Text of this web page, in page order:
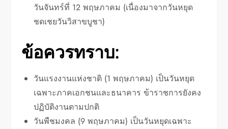
วันจันทร์ที่ 12 พฤษภาคม (เนื่องมาจากวันหยุด
ชดเชยวันวิสาขบูชา)
ข้อควรทราบ:
วันแรงงานแห่งชาติ (1 พฤษภาคม) เป็นวันหยุด
เฉพาะภาคเอกชนและธนาคาร ข้าราชการยังคง
ปฏิบัติงานตามปกติ
วันพืชมงคล (9 พฤษภาคม) เป็นวันหยุดเฉพาะ